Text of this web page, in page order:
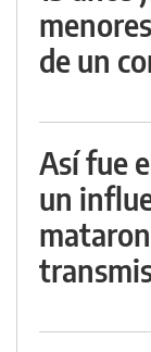
de un
Así fue
un